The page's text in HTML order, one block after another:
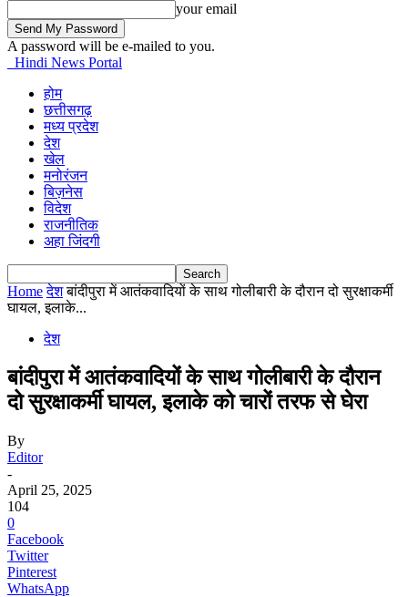
your email
A password will be e-mailed to you.
Hindi News Portal
होम
छत्तीसगढ़
मध्य प्रदेश
देश
खेल
मनोरंजन
बिज़नेस
विदेश
राजनीतिक
अहा जिंदगी
Home देश बांदीपुरा में आतंकवादियों के साथ गोलीबारी के दौरान दो सुरक्षाकर्मी
घायल, इलाके...
देश
बांदीपुरा में आतंकवादियों के साथ गोलीबारी के दौरान
दो सुरक्षाकर्मी घायल, इलाके को चारों तरफ से घेरा
By
Editor
-
April 25, 2025
104
0
Facebook
Twitter
Pinterest
WhatsApp